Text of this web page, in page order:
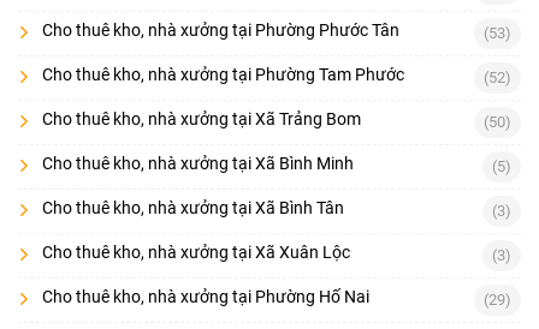
Cho thuê kho, nhà xưởng tại Phường Phước Tân (53)
Cho thuê kho, nhà xưởng tại Phường Tam Phước (52)
Cho thuê kho, nhà xưởng tại Xã Trảng Bom (50)
Cho thuê kho, nhà xưởng tại Xã Bình Minh (5)
Cho thuê kho, nhà xưởng tại Xã Bình Tân (3)
Cho thuê kho, nhà xưởng tại Xã Xuân Lộc (3)
Cho thuê kho, nhà xưởng tại Phường Hố Nai (29)